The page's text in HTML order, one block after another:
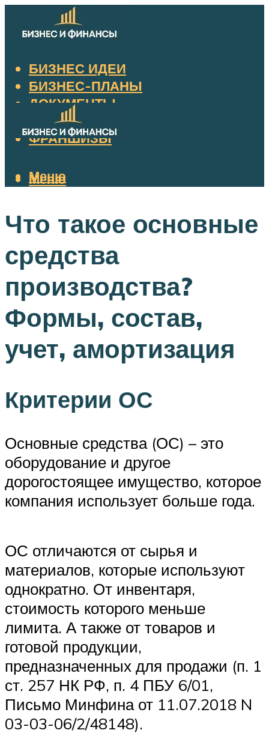
БИЗНЕС ИДЕИ
БИЗНЕС-ПЛАНЫ
ДОКУМЕНТЫ
НАЛОГИ
ФРАНШИЗЫ
Меню
Меню
Что такое основные
средства
производства?
Формы, состав,
учет, амортизация
Критерии ОС
Основные средства (ОС) – это
оборудование и другое
дорогостоящее имущество, которое
компания использует больше года.
ОС отличаются от сырья и
материалов, которые используют
однократно. От инвентаря,
стоимость которого меньше
лимита. А также от товаров и
готовой продукции,
предназначенных для продажи (п. 1
ст. 257 НК РФ, п. 4 ПБУ 6/01,
Письмо Минфина от 11.07.2018 N
03-03-06/2/48148).